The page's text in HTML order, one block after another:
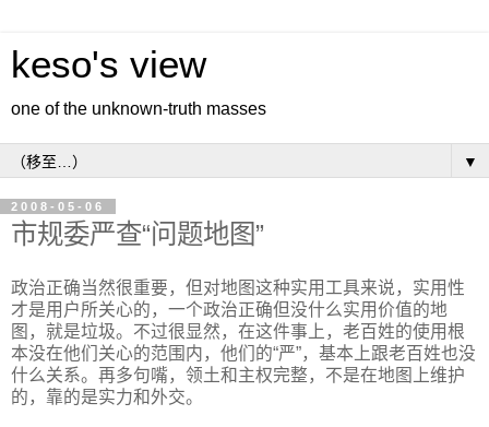
keso's view
one of the unknown-truth masses
▼
2008-05-06
市规委严查“问题地图”
政治正确当然很重要，但对地图这种实用工具来说，实用性
才是用户所关心的，一个政治正确但没什么实用价值的地
图，就是垃圾。不过很显然，在这件事上，老百姓的使用根
本没在他们关心的范围内，他们的“严”，基本上跟老百姓也没
什么关系。再多句嘴，领土和主权完整，不是在地图上维护
的，靠的是实力和外交。